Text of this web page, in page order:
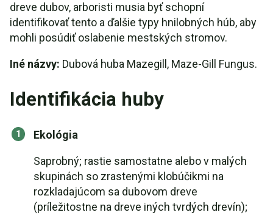
dreve dubov, arboristi musia byť schopní
identifikovať tento a ďalšie typy hnilobných húb, aby
mohli posúdiť oslabenie mestských stromov.
Iné názvy: Dubová huba Mazegill, Maze-Gill Fungus.
Identifikácia huby
Ekológia
Saprobný; rastie samostatne alebo v malých
skupinách so zrastenými klobúčikmi na
rozkladajúcom sa dubovom dreve
(príležitostne na dreve iných tvrdých drevín);